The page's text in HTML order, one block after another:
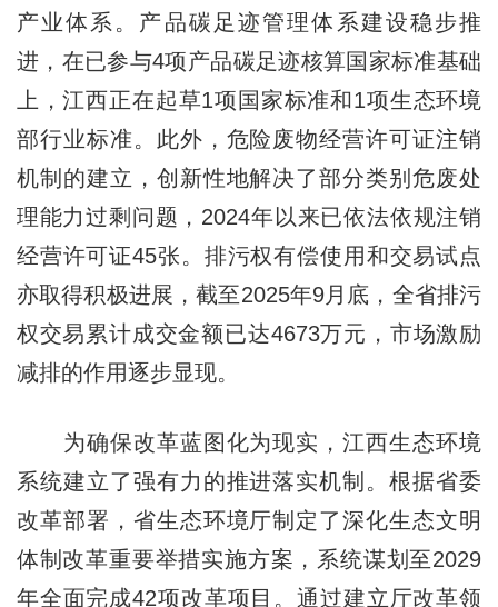
产业体系。产品碳足迹管理体系建设稳步推
进，在已参与4项产品碳足迹核算国家标准基础
上，江西正在起草1项国家标准和1项生态环境
部行业标准。此外，危险废物经营许可证注销
机制的建立，创新性地解决了部分类别危废处
理能力过剩问题，2024年以来已依法依规注销
经营许可证45张。排污权有偿使用和交易试点
亦取得积极进展，截至2025年9月底，全省排污
权交易累计成交金额已达4673万元，市场激励
减排的作用逐步显现。
为确保改革蓝图化为现实，江西生态环境
系统建立了强有力的推进落实机制。根据省委
改革部署，省生态环境厅制定了深化生态文明
体制改革重要举措实施方案，系统谋划至2029
年全面完成42项改革项目。通过建立厅改革领